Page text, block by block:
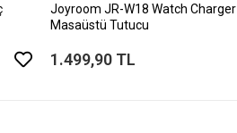
Joyroom JR-W18 Watch Charger
Masaüstü Tutucu
1.499,90 TL